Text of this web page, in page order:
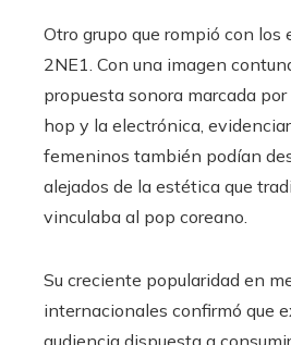
Otro grupo que rompió con los
2NE1. Con una imagen
propuesta sonora marcada
hop y la electrónica,
femeninos también podían
alejados de la estética que
vinculaba al pop coreano.
Su creciente popularidad en
internacionales confirmó que
audiencia dispuesta a